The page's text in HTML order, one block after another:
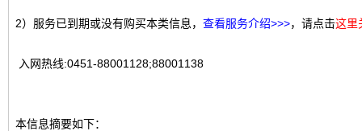
2）服务已到期或没有购买本类信息， 查看服务介绍>>>，请点击这里
入网热线:0451-88001128;88001138
本信息摘要如下：